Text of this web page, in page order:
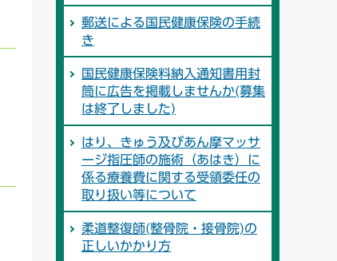
郵送による国民健康保険の手続
き
国民健康保険料納入通知書用封
筒に広告を掲載しませんか(募集
は終了しました)
はり、きゅう及びあん摩マッサ
ージ指圧師の施術（あはき）に
係る療養費に関する受領委任の
取り扱い等について
柔道整復師(整骨院・接骨院)の
正しいかかり方